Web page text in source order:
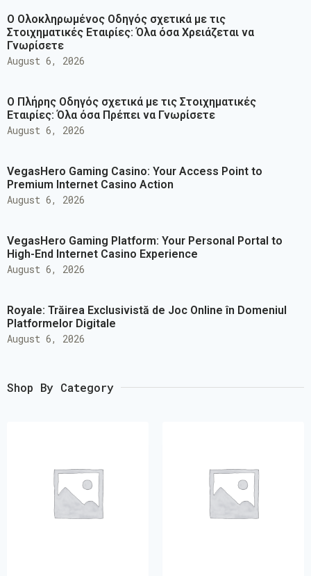
Ο Ολοκληρωμένος Οδηγός σχετικά με τις
Στοιχηματικές Εταιρίες: Όλα όσα Χρειάζεται να
Γνωρίσετε
August 6, 2026
Ο Πλήρης Οδηγός σχετικά με τις Στοιχηματικές
Εταιρίες: Όλα όσα Πρέπει να Γνωρίσετε
August 6, 2026
VegasHero Gaming Casino: Your Access Point to
Premium Internet Casino Action
August 6, 2026
VegasHero Gaming Platform: Your Personal Portal to
High-End Internet Casino Experience
August 6, 2026
Royale: Trăirea Exclusivistă de Joc Online în Domeniul
Platformelor Digitale
August 6, 2026
Shop By Category